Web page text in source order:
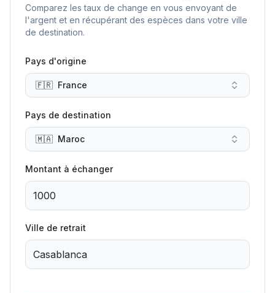
Comparez les taux de change en vous envoyant de
l'argent et en récupérant des espèces dans votre ville
de destination.
Pays d'origine
🇫🇷 France
Pays de destination
🇲🇦 Maroc
Montant à échanger
Ville de retrait